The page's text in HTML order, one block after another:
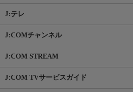
J:テレ
J:COMチャンネル
J:COM STREAM
J:COM TVサービスガイド